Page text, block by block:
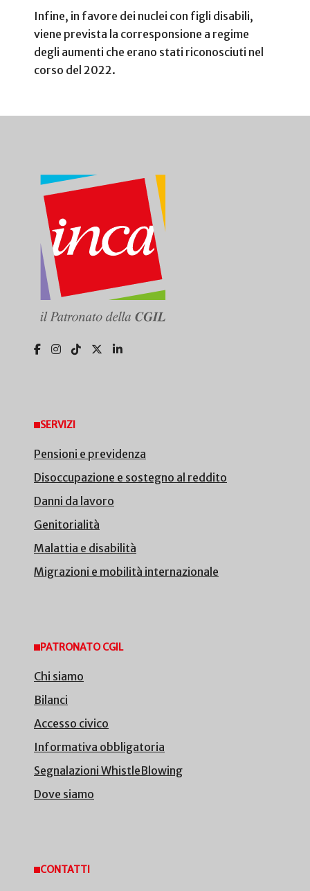
Infine, in favore dei nuclei con figli disabili,
viene prevista la corresponsione a regime
degli aumenti che erano stati riconosciuti nel
corso del 2022.
SERVIZI
Pensioni e previdenza
Disoccupazione e sostegno al reddito
Danni da lavoro
Genitorialità
Malattia e disabilità
Migrazioni e mobilità internazionale
PATRONATO CGIL
Chi siamo
Bilanci
Accesso civico
Informativa obbligatoria
Segnalazioni WhistleBlowing
Dove siamo
CONTATTI